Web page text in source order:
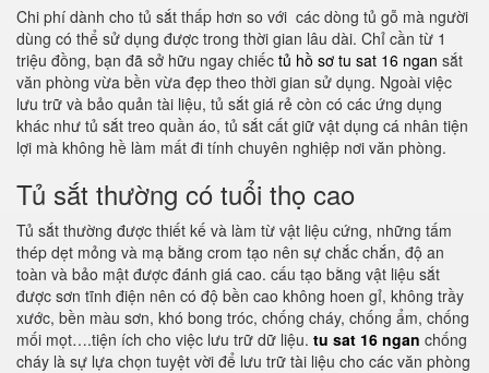
Chi phí dành cho tủ sắt thấp hơn so với các dòng tủ gỗ mà người
dùng có thể sử dụng được trong thời gian lâu dài. Chỉ cần từ 1
triệu đồng, bạn đã sở hữu ngay chiếc tủ hồ sơ tu sat 16 ngan sắt
văn phòng vừa bền vừa đẹp theo thời gian sử dụng. Ngoài việc
lưu trữ và bảo quản tài liệu, tủ sắt giá rẻ còn có các ứng dụng
khác như tủ sắt treo quần áo, tủ sắt cất giữ vật dụng cá nhân tiện
lợi mà không hề làm mất đi tính chuyên nghiệp nơi văn phòng.
Tủ sắt thường có tuổi thọ cao
Tủ sắt thường được thiết kế và làm từ vật liệu cứng, những tấm
thép dẹt mỏng và mạ bằng crom tạo nên sự chắc chắn, độ an
toàn và bảo mật được đánh giá cao. cấu tạo bằng vật liệu sắt
được sơn tĩnh điện nên có độ bền cao không hoen gỉ, không trầy
xước, bền màu sơn, khó bong tróc, chống cháy, chống ẩm, chống
mối mọt….tiện ích cho việc lưu trữ dữ liệu. tu sat 16 ngan chống
cháy là sự lựa chọn tuyệt vời để lưu trữ tài liệu cho các văn phòng